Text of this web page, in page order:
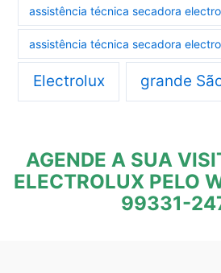
assistência técnica secadora
assistência técnica secadora
Electrolux grande
AGENDE A SUA
ELECTROLUX PELO
99331-